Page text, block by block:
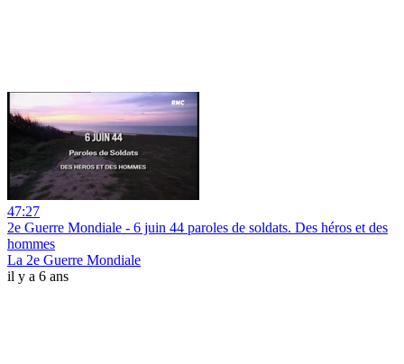
47:27
2e Guerre Mondiale - 6 juin 44 paroles de soldats. Des héros et des
hommes
La 2e Guerre Mondiale
il y a 6 ans